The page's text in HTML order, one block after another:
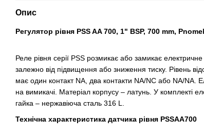
Опис
Регулятор рівня PSS AA 700, 1" BSP, 700 mm,
Реле рівня серії PSS розмикає або замикає
залежно від підвищення або зниження тиску. Рівень
має один контакт NA, два контакти NA/NC або NA/NA.
на вимикачі. Матеріал корпусу – латунь. У комплекті
гайка – нержавіюча сталь 316 L.
Технічна характеристика датчика рівня PSSAA700